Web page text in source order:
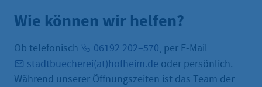
Wie können wir helfen?
Ob telefonisch 06192 202–570, per E-Mail
stadtbuecherei(at)hofheim.de oder persönlich.
Während unserer Öffnungszeiten ist das Team der